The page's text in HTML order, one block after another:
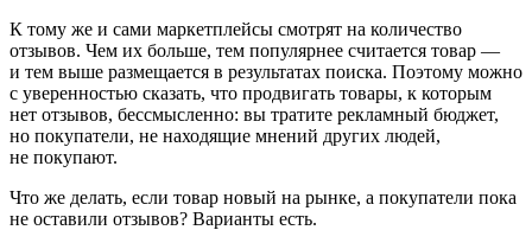
К тому же и сами маркетплейсы смотрят на количество
отзывов. Чем их больше, тем популярнее считается товар —
и тем выше размещается в результатах поиска. Поэтому можно
с уверенностью сказать, что продвигать товары, к которым
нет отзывов, бессмысленно: вы тратите рекламный бюджет,
но покупатели, не находящие мнений других людей,
не покупают.
Что же делать, если товар новый на рынке, а покупатели пока
не оставили отзывов? Варианты есть.